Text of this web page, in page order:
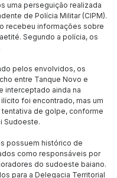
uma perseguição realizada
de Polícia Militar (CIPM).
recebeu informações sobre
Segundo a polícia, os
pelos envolvidos, os
entre Tanque Novo e
interceptado ainda na
foi encontrado, mas um
de golpe, conforme
Sudoeste.
possuem histórico de
como responsáveis por
do sudoeste baiano.
para a Delegacia Territorial